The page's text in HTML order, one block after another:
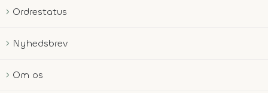
Ordrestatus
Nyhedsbrev
Om os